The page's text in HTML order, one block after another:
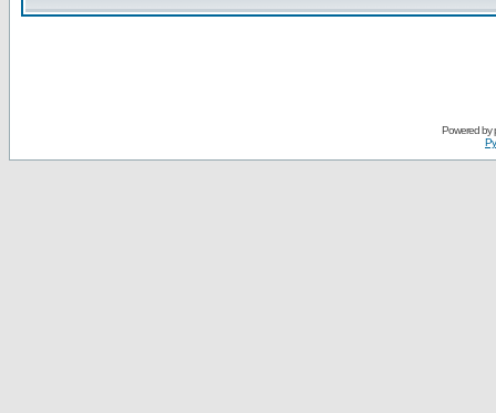
Powered by